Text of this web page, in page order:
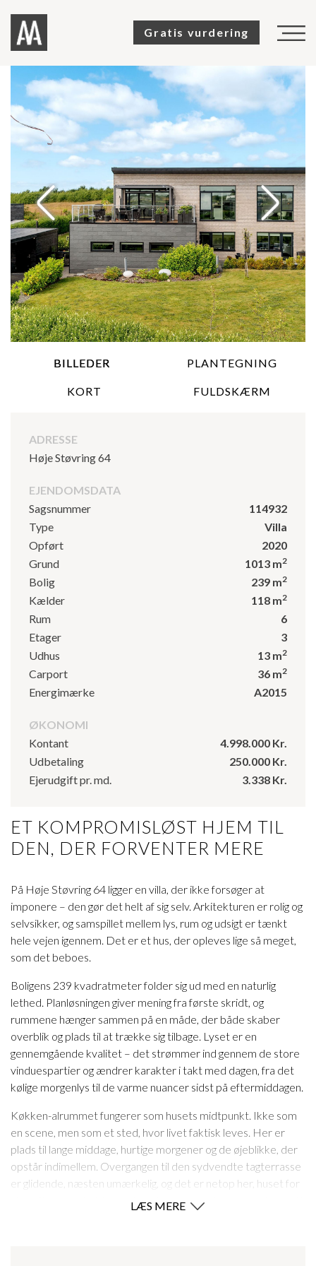
Gratis vurdering
TIL SALG
SOLGTE
SALGSVURDERING
KØBERKARTOTEK
OM OS
KUNDEUDTALELSER
KONTAKT
BILLEDER PLANTEGNING
KORT FULDSKÆRM
ET KOMPROMISLØST HJEM TIL
DEN, DER FORVENTER MERE
På Høje Støvring 64 ligger en villa, der ikke forsøger at
imponere – den gør det helt af sig selv. Arkitekturen er rolig og
selvsikker, og samspillet mellem lys, rum og udsigt er tænkt
hele vejen igennem. Det er et hus, der opleves lige så meget,
som det beboes.
Boligens 239 kvadratmeter folder sig ud med en naturlig
lethed. Planløsningen giver mening fra første skridt, og
rummene hænger sammen på en måde, der både skaber
overblik og plads til at trække sig tilbage. Lyset er en
gennemgående kvalitet – det strømmer ind gennem de store
vinduespartier og ændrer karakter i takt med dagen, fra det
kølige morgenlys til de varme nuancer sidst på eftermiddagen.
Køkken-alrummet fungerer som husets midtpunkt. Ikke som
en scene, men som et sted, hvor livet faktisk leves. Her er
plads til lange middage, hurtige morgener og de øjeblikke, der
opstår indimellem. Overgangen til den sydvendte tagterrasse
er glidende, næsten umærkelig, og det er netop her, huset for
alvor åbner sig. Udsigten strækker sig over byen og videre ud i
LÆS MERE
ADRESSE
Høje Støvring 64
EJENDOMSDATA
Sagsnummer
114932
Type
Villa
Opført
2020
Grund
1013 m2
Bolig 239 m2
Kælder 118 m2
Rum
6
Etager
3
Udhus
13 m2
Carport 36 m2
Energimærke A2015
ØKONOMI
Kontant
4.998.000 Kr.
Udbetaling
250.000 Kr.
Ejerudgift pr. md.
3.338 Kr.